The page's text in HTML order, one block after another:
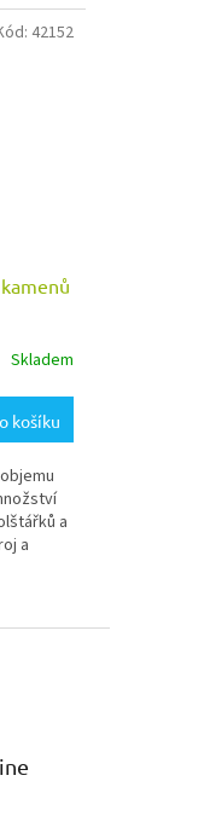
Skladem
košíku
a
a
42152